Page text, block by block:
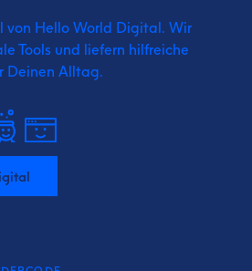
von Hello World Digital. Wir
Tools und liefern hilfreiche
Deinen Alltag.